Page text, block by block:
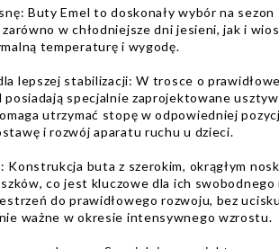
Buty Emel to doskonały wybór na sezon
w chłodniejsze dni jesieni, jak i
temperaturę i wygodę.
lepszej stabilizacji: W trosce o prawidłowe
posiadają specjalnie zaprojektowane
utrzymać stopę w odpowiedniej
i rozwój aparatu ruchu u dzieci.
Konstrukcja buta z szerokim, okrągłym
co jest kluczowe dla ich swobodnego
do prawidłowego rozwoju, bez
ważne w okresie intensywnego wzrostu.